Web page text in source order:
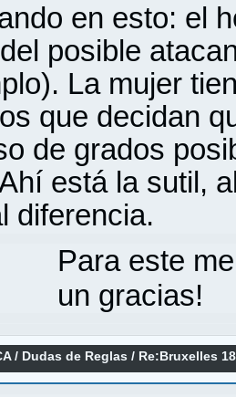
en esto: el
posible
La mujer
que decidan
de grados
está la sutil,
diferencia.
Para este
un gracias!
/ Dudas de Reglas / Re:Bruxelles